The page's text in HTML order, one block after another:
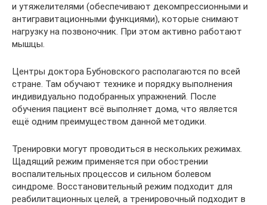
и утяжелителями (обеспечивают декомпрессионными и
антигравитационными функциями), которые снимают
нагрузку на позвоночник. При этом активно работают
мышцы.
Центры доктора Бубновского располагаются по всей
стране. Там обучают технике и порядку выполнения
индивидуально подобранных упражнений. После
обучения пациент всё выполняет дома, что является
ещё одним преимуществом данной методики.
Тренировки могут проводиться в нескольких режимах.
Щадящий режим применяется при обострении
воспалительных процессов и сильном болевом
синдроме. Восстановительный режим подходит для
реабилитационных целей, а тренировочный подходит в